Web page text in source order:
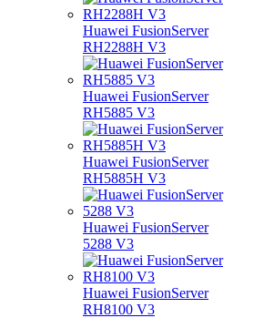
Huawei FusionServer
RH2288H V3
Huawei FusionServer
RH5885 V3
Huawei FusionServer
RH5885H V3
Huawei FusionServer
5288 V3
Huawei FusionServer
RH8100 V3